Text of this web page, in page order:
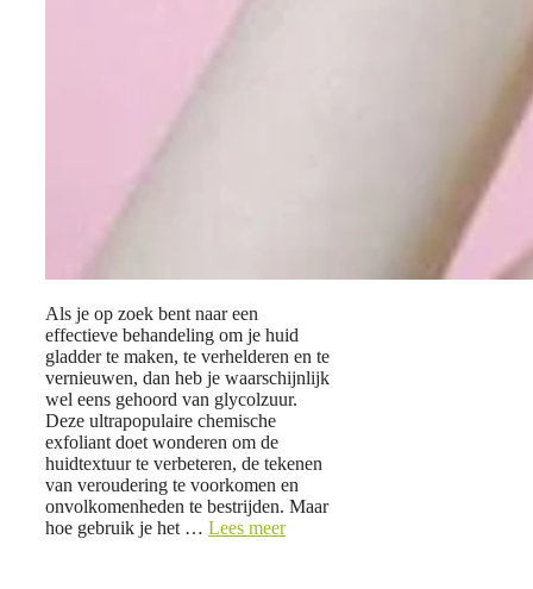
Als je op zoek bent naar een
effectieve behandeling om je huid
gladder te maken, te verhelderen en te
vernieuwen, dan heb je waarschijnlijk
wel eens gehoord van glycolzuur.
Deze ultrapopulaire chemische
exfoliant doet wonderen om de
huidtextuur te verbeteren, de tekenen
van veroudering te voorkomen en
onvolkomenheden te bestrijden. Maar
hoe gebruik je het … Lees meer